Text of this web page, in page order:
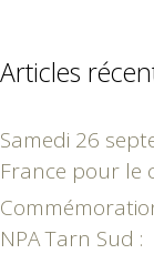
Articles
Samedi 26
France pour le
NPA Tarn Sud :